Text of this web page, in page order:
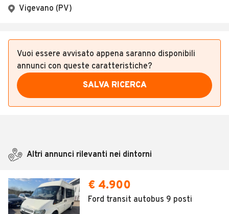
Vigevano (PV)
Vuoi essere avvisato appena saranno disponibili
annunci con queste caratteristiche?
SALVA RICERCA
Altri annunci rilevanti nei dintorni
€ 4.900
Ford transit autobus 9 posti